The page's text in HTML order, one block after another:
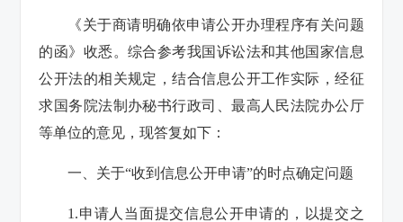
《关于商请明确依申请公开办理程序有关问题
的函》收悉。综合参考我国诉讼法和其他国家信息
公开法的相关规定，结合信息公开工作实际，经征
求国务院法制办秘书行政司、最高人民法院办公厅
等单位的意见，现答复如下：
一、关于“收到信息公开申请”的时点确定问题
1.申请人当面提交信息公开申请的，以提交之